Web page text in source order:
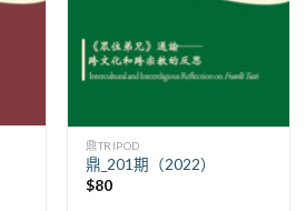
鼎TRIPOD
鼎_201期（2022）
$80